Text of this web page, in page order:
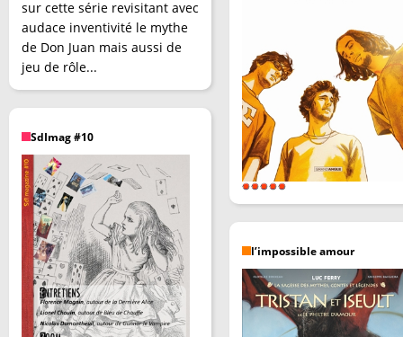
sur cette série revisitant avec
audace inventivité le mythe
de Don Juan mais aussi de
jeu de rôle...
SdImag #10
l’impossible amour